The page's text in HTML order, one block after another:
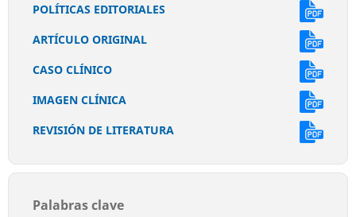
POLÍTICAS EDITORIALES
ARTÍCULO ORIGINAL
CASO CLÍNICO
IMAGEN CLÍNICA
REVISIÓN DE LITERATURA
Palabras clave